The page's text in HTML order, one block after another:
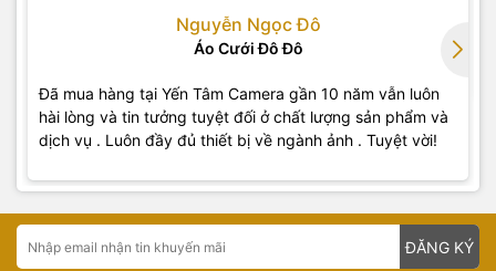
Nguyễn Ngọc Đô
Áo Cưới Đô Đô
Đã mua hàng tại Yến Tâm Camera gần 10 năm vẫn luôn
hài lòng và tin tưởng tuyệt đối ở chất lượng sản phẩm và
dịch vụ . Luôn đầy đủ thiết bị về ngành ảnh . Tuyệt vời!
ĐĂNG KÝ